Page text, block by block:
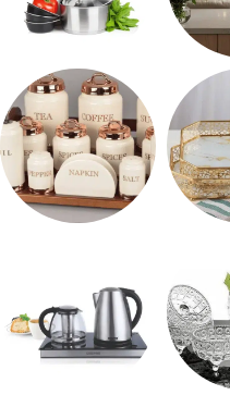
رفايع المطبخ